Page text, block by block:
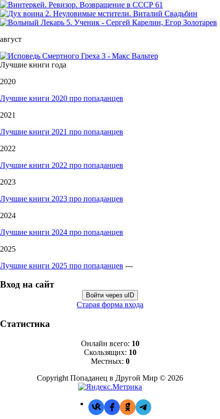
август
Лучшие книги года
2020
Лучшие книги 2020 про попаданцев
2021
Лучшие книги 2021 про попаданцев
2022
Лучшие книги 2022 про попаданцев
2023
Лучшие книги 2023 про попаданцев
2024
Лучшие книги 2024 про попаданцев
2025
Лучшие книги 2025 про попаданцев ---
Вход на сайт
Войти через uID
Старая форма входа
Статистика
Онлайн всего: 10
Скользящих: 10
Местных: 0
Copyright Попаданец в Другой Мир © 2026